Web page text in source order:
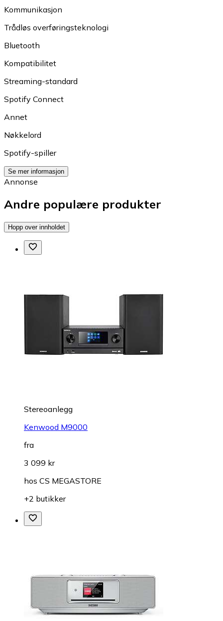
Kommunikasjon
Trådløs overføringsteknologi
Bluetooth
Kompatibilitet
Streaming-standard
Spotify Connect
Annet
Nøkkelord
Spotify-spiller
Se mer informasjon
Annonse
Andre populære produkter
Hopp over innholdet
Stereoanlegg
Kenwood M9000
fra
3 099 kr
hos CS MEGASTORE
+2 butikker